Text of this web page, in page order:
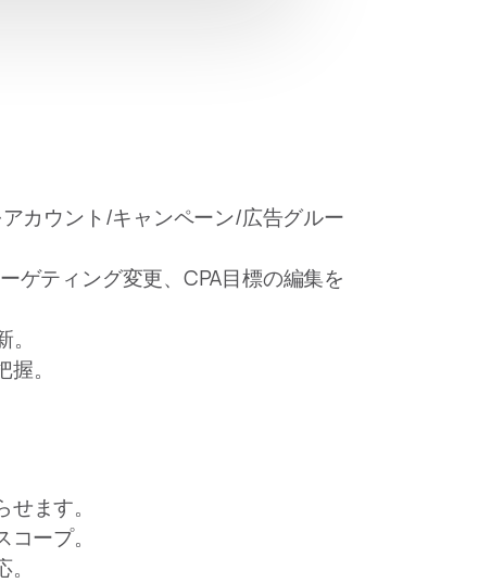
カウント/キャンペーン/広告グルー
ゲティング変更、CPA目標の編集を
。
ます。
ープ。